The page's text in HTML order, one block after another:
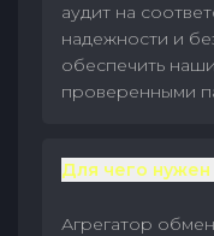
аудит на
надежности и
обеспечить
проверенными
Для чего
Агрегатор